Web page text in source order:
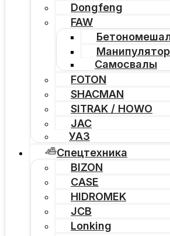
Dongfeng
FAW
Самосвалы
FOTON
SHACMAN
SITRAK / HOWO
JAC
УАЗ
Спецтехника
BIZON
CASE
HIDROMEK
JCB
Lonking